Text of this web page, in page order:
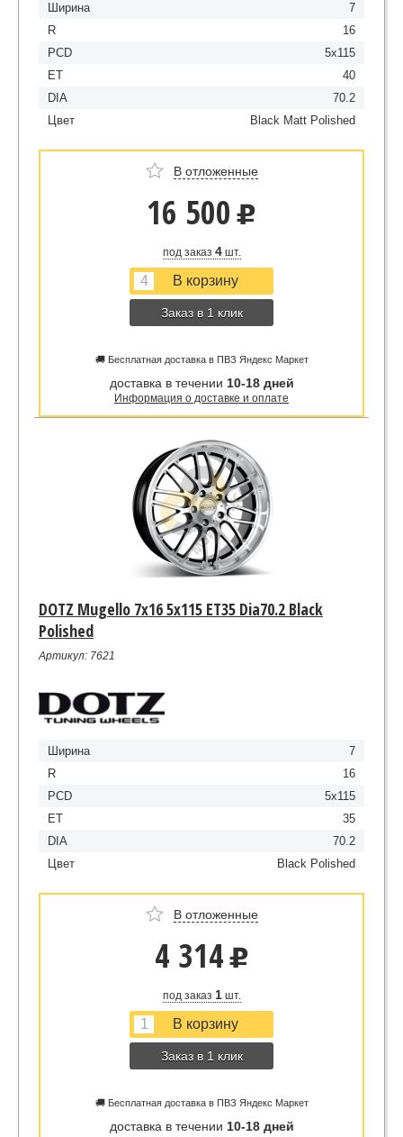
Ширина
7
R
16
PCD
5x115
ET
40
DIA
70.2
Цвет
Black Matt Polished
В отложенные
16 500 u
под заказ 4шт.
Заказ в 1 клик
🚚 Бесплатная доставка в ПВЗ Яндекс Маркет
доставка в течении 10-18 дней
Информация о доставке и оплате
DOTZ Mugello 7x16 5x115 ET35 Dia70.2 Black
Polished
Артикул: 7621
Ширина
7
R
16
PCD
5x115
ET
35
DIA
70.2
Цвет
Black Polished
В отложенные
4 314 u
под заказ 1шт.
Заказ в 1 клик
🚚 Бесплатная доставка в ПВЗ Яндекс Маркет
доставка в течении 10-18 дней